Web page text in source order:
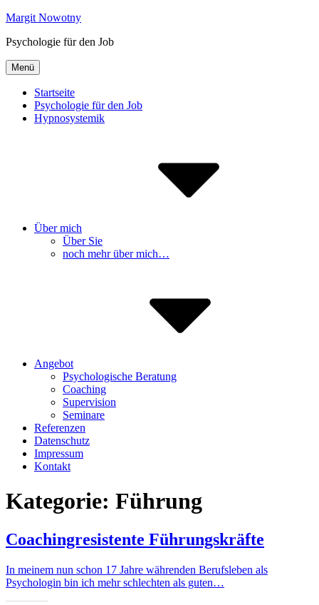
Inhalte
Margit Nowotny
Psychologie für den Job
Menü
Startseite
Psychologie für den Job
Hypnosystemik
Über mich
Über Sie
noch mehr über mich…
Angebot
Psychologische Beratung
Coaching
Supervision
Seminare
Referenzen
Datenschutz
Impressum
Kontakt
Kategorie: Führung
Coachingresistente Führungskräfte
In meinem nun schon 17 Jahre währenden Berufsleben als
Psychologin bin ich mehr schlechten als guten…